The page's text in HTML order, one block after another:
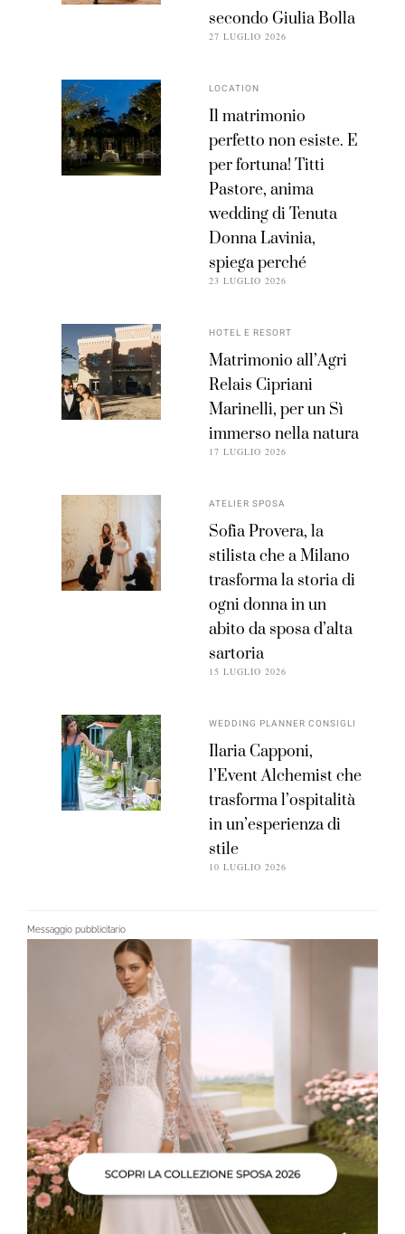
secondo Giulia Bolla
27 LUGLIO 2026
LOCATION
Il matrimonio
perfetto non esiste. E
per fortuna! Titti
Pastore, anima
wedding di Tenuta
Donna Lavinia,
spiega perché
23 LUGLIO 2026
HOTEL E RESORT
Matrimonio all’Agri
Relais Cipriani
Marinelli, per un Sì
immerso nella natura
17 LUGLIO 2026
ATELIER SPOSA
Sofia Provera, la
stilista che a Milano
trasforma la storia di
ogni donna in un
abito da sposa d’alta
sartoria
15 LUGLIO 2026
WEDDING PLANNER CONSIGLI
Ilaria Capponi,
l’Event Alchemist che
trasforma l’ospitalità
in un’esperienza di
stile
10 LUGLIO 2026
Messaggio pubblicitario